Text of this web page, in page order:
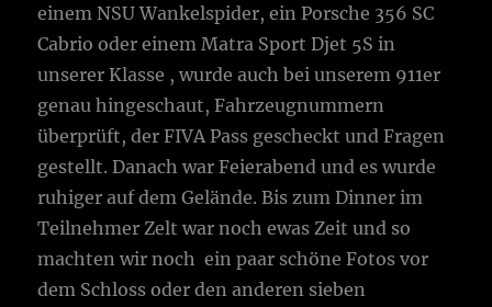
einem NSU Wankelspider, ein Porsche 356 SC
Cabrio oder einem Matra Sport Djet 5S in
unserer Klasse , wurde auch bei unserem 911er
genau hingeschaut, Fahrzeugnummern
überprüft, der FIVA Pass gescheckt und Fragen
gestellt. Danach war Feierabend und es wurde
ruhiger auf dem Gelände. Bis zum Dinner im
Teilnehmer Zelt war noch ewas Zeit und so
machten wir noch ein paar schöne Fotos vor
dem Schloss oder den anderen sieben